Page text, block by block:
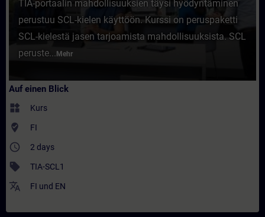
TIA-portaalin mahdollisuuksien täysi hyödyntäminen
perustuu SCL-kielen käyttöön. Kurssi on peruspaketti
SCL-kielestä jasen tarjoamista mahdollisuuksista. SCL
peruste... Mehr
Auf einen Blick
widgets Kurs
where_to_vote FI
access_time 2 days
sell TIA-SCL1
translate FI und EN